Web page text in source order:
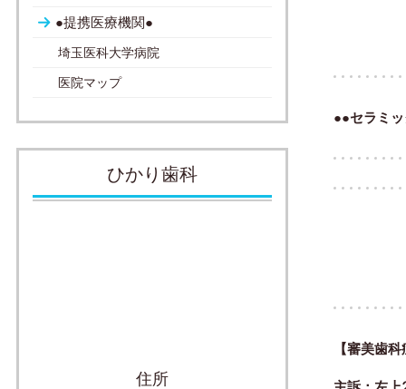
●●セラミ
【審美歯
●提携医療機関●
埼玉医科大学病院
医院マップ
ひかり歯科
住所